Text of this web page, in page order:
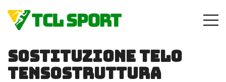
contenuto
Sostituzione telo
tensostruttura